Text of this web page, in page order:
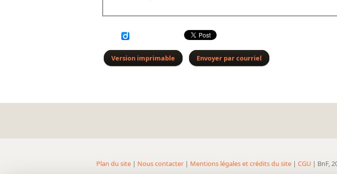
Version imprimable Envoyer par courriel
Plan du site | Nous contacter | Mentions légales et crédits du site | CGU | BnF,